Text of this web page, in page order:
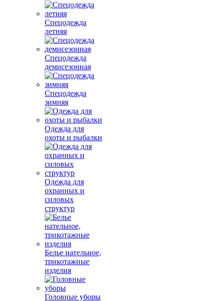
Спецодежда
летняя
Спецодежда
демисезонная
Спецодежда
зимняя
Одежда для
охоты и рыбалки
Одежда для
охранных и
силовых
структур
Белье нательное,
трикотажные
изделия
Головные уборы